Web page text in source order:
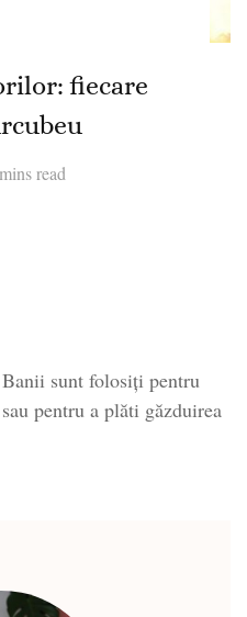
fiecare
read
sunt folosiți pentru
pentru a plăti găzduirea